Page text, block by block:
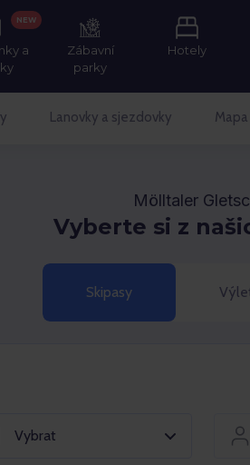
a
NEW
Zábavní
parky
Hotely
Lanovky a sjezdovky Mapa
Mölltaler
Vyberte si z
Skipasy
Vybrat